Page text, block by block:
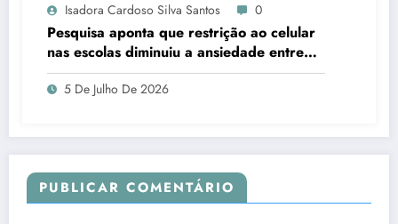
Isadora Cardoso Silva Santos 0
Pesquisa aponta que restrição ao celular
nas escolas diminuiu a ansiedade entre
estudantes
5 De Julho De 2026
PUBLICAR COMENTÁRIO